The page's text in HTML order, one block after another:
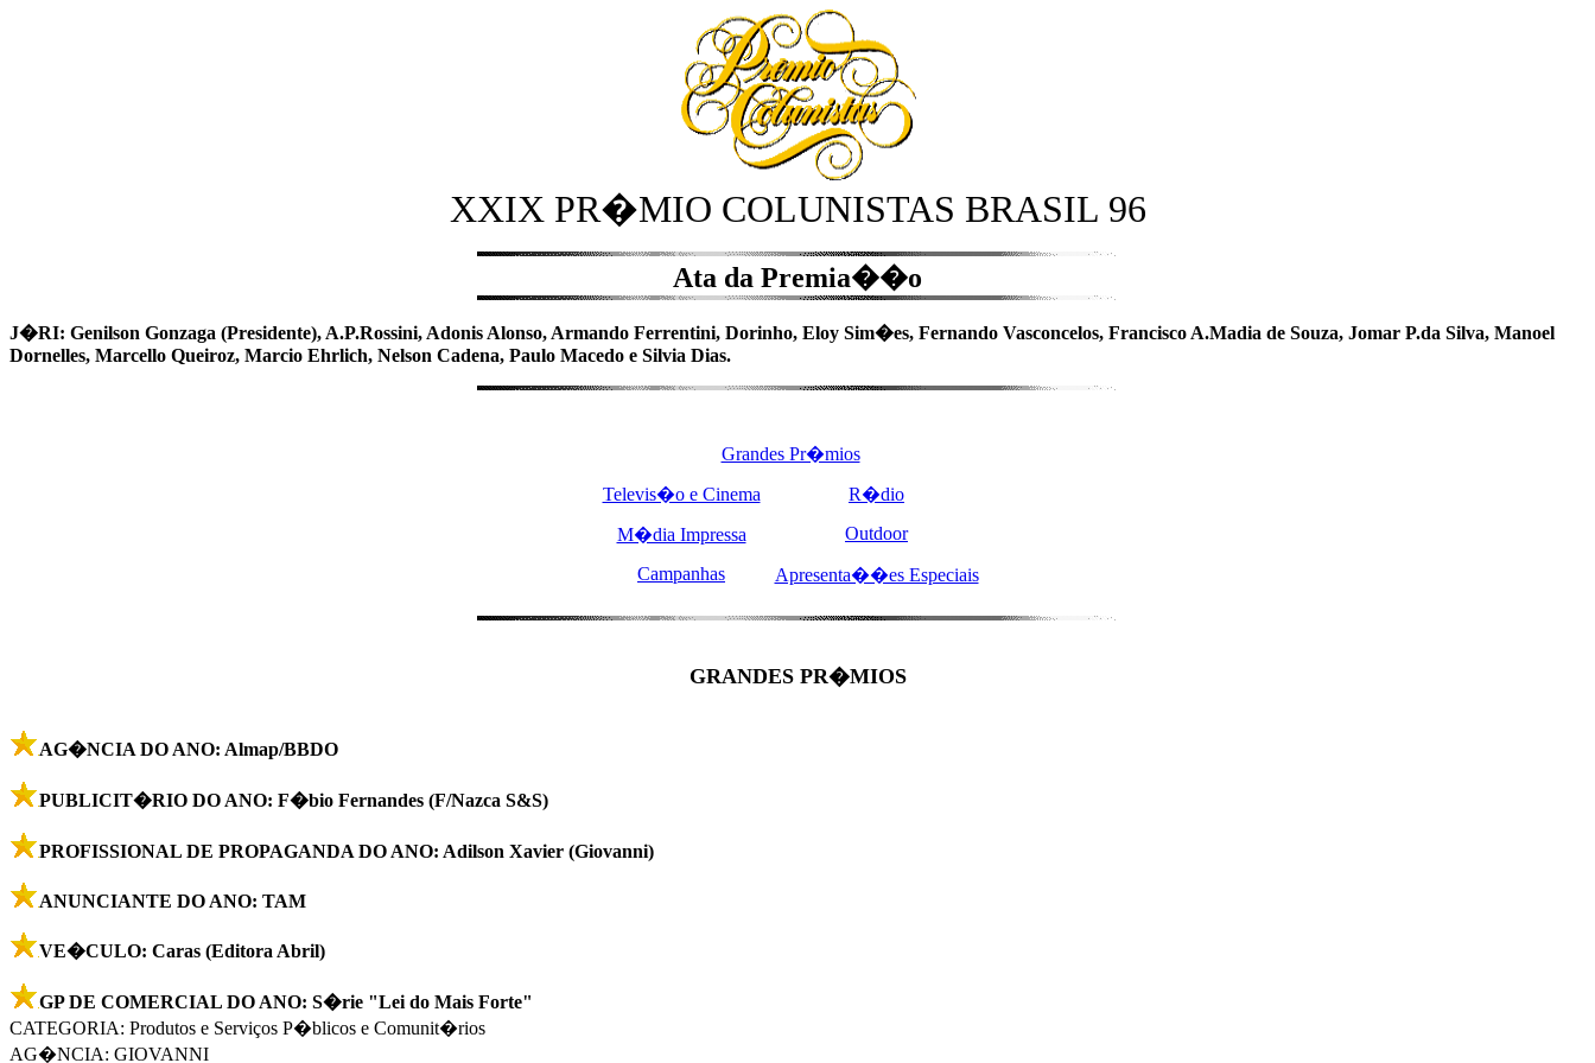
XXIX PR�MIO COLUNISTAS BRASIL 96
Ata da Premia��o
J�RI: Genilson Gonzaga (Presidente), A.P.Rossini, Adonis Alonso, Armando Ferrentini, Dorinho, Eloy Sim�es, Fernando Vasconcelos, Francisco A.Madia de Souza, Jomar P.da Silva, Manoel
Dornelles, Marcello Queiroz, Marcio Ehrlich, Nelson Cadena, Paulo Macedo e Silvia Dias.
Grandes Pr�mios
Televis�o e Cinema
R�dio
M�dia Impressa
Outdoor
Campanhas
Apresenta��es Especiais
GRANDES PR�MIOS
AG�NCIA DO ANO: Almap/BBDO
PUBLICIT�RIO DO ANO: F�bio Fernandes (F/Nazca S&S)
PROFISSIONAL DE PROPAGANDA DO ANO: Adilson Xavier (Giovanni)
ANUNCIANTE DO ANO: TAM
VE�CULO: Caras (Editora Abril)
GP DE COMERCIAL DO ANO: S�rie "Lei do Mais Forte"
CATEGORIA: Produtos e Serviços P�blicos e Comunit�rios
AG�NCIA: GIOVANNI